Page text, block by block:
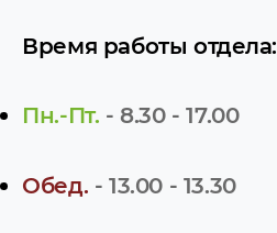
Время работы отдела:
Пн.-Пт. - 8.30 - 17.00
Обед. - 13.00 - 13.30